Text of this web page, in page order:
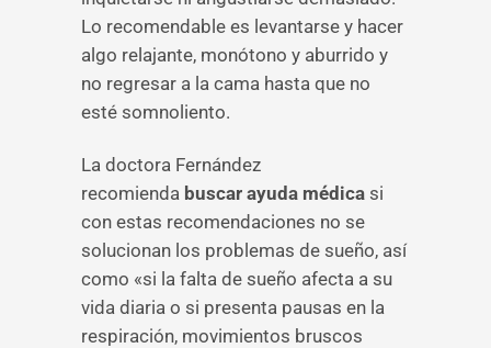
Lo recomendable es levantarse y hacer
algo relajante, monótono y aburrido y
no regresar a la cama hasta que no
esté somnoliento.
La doctora Fernández
recomienda buscar ayuda médica si
con estas recomendaciones no se
solucionan los problemas de sueño, así
como «si la falta de sueño afecta a su
vida diaria o si presenta pausas en la
respiración, movimientos bruscos